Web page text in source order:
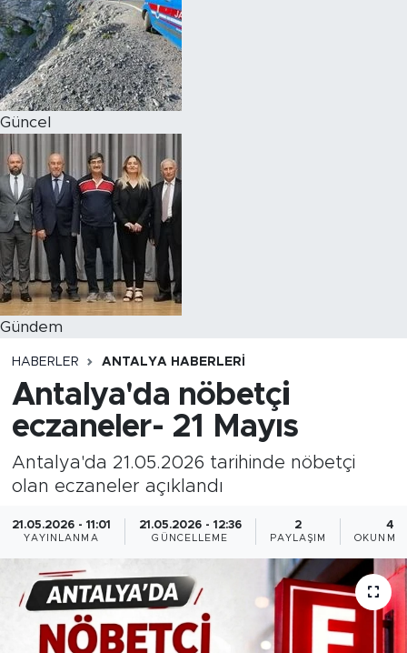
Güncel
Gündem
HABERLER ANTALYA HABERLERI
Antalya'da nöbetçi
eczaneler- 21 Mayıs
Antalya'da 21.05.2026 tarihinde nöbetçi
olan eczaneler açıklandı
21.05.2026 - 11:01
YAYINLANMA
21.05.2026 - 12:36
GÜNCELLEME
2
PAYLAŞIM
4
OKUNMA
Magazin
Özel Haber
Politika
Resmi İlanlar
Sağlık
Spor
Turizm